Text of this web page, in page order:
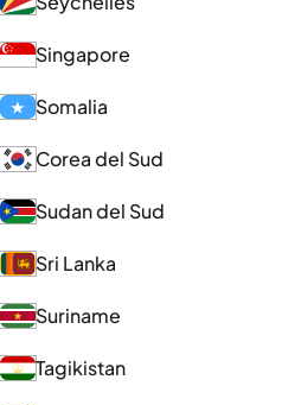
Singapore
Somalia
Corea del Sud
Sudan del Sud
Sri Lanka
Suriname
Tagikistan